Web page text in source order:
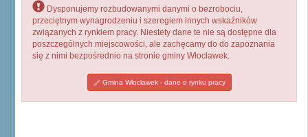
Dysponujemy rozbudowanymi danymi o bezrobociu,
przeciętnym wynagrodzeniu i szeregiem innych wskaźników
związanych z rynkiem pracy. Niestety dane te nie są dostępne dla
poszczególnych miejscowości, ale zachęcamy do do zapoznania
się z nimi bezpośrednio na stronie gminy Włocławek.
Gmina Włocławek - dane o rynku pracy